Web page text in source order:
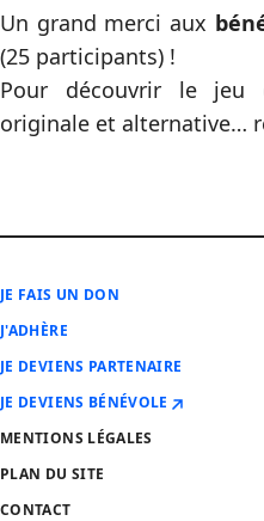
Un grand merci aux
(25 participants) !
Pour découvrir le
originale et alternative…
JE FAIS UN DON
J'ADHÈRE
JE DEVIENS PARTENAIRE
JE DEVIENS BÉNÉVOLE
MENTIONS LÉGALES
PLAN DU SITE
CONTACT